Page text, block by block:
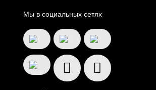
Мы в социальных сетях